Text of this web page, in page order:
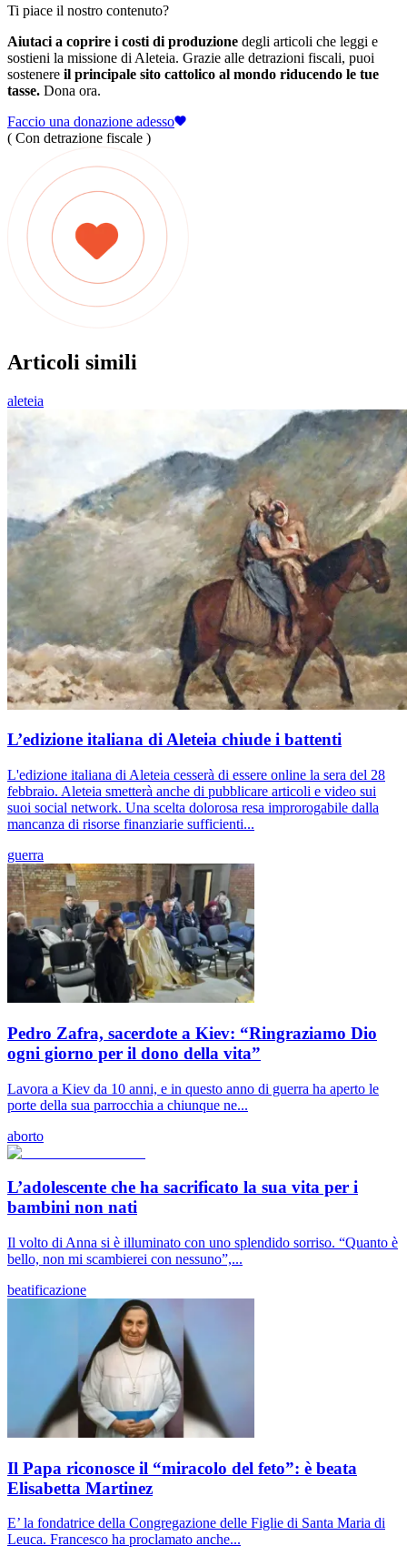
Ti piace il nostro contenuto?
Aiutaci a coprire i costi di produzione degli articoli che leggi e
sostieni la missione di Aleteia. Grazie alle detrazioni fiscali, puoi
sostenere il principale sito cattolico al mondo riducendo le tue
tasse. Dona ora.
Faccio una donazione adesso
( Con detrazione fiscale )
Articoli simili
aleteia
L’edizione italiana di Aleteia chiude i battenti
L'edizione italiana di Aleteia cesserà di essere online la sera del 28
febbraio. Aleteia smetterà anche di pubblicare articoli e video sui
suoi social network. Una scelta dolorosa resa improrogabile dalla
mancanza di risorse finanziarie sufficienti...
guerra
Pedro Zafra, sacerdote a Kiev: “Ringraziamo Dio
ogni giorno per il dono della vita”
Lavora a Kiev da 10 anni, e in questo anno di guerra ha aperto le
porte della sua parrocchia a chiunque ne...
aborto
L’adolescente che ha sacrificato la sua vita per i
bambini non nati
Il volto di Anna si è illuminato con uno splendido sorriso. “Quanto è
bello, non mi scambierei con nessuno”,...
beatificazione
Il Papa riconosce il “miracolo del feto”: è beata
Elisabetta Martinez
E’ la fondatrice della Congregazione delle Figlie di Santa Maria di
Leuca. Francesco ha proclamato anche...